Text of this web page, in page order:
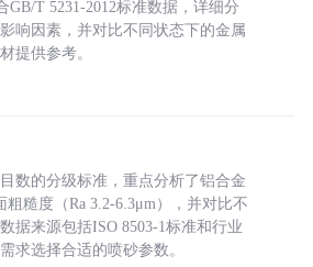
GB/T 5231-2012标准数据，详细分
响因素，并对比不同状态下的金属
提供参考。
数的分级标准，重点分析了铝合金
粗糙度（Ra 3.2-6.3μm），并对比不
据来源包括ISO 8503-1标准和行业
求选择合适的喷砂参数。